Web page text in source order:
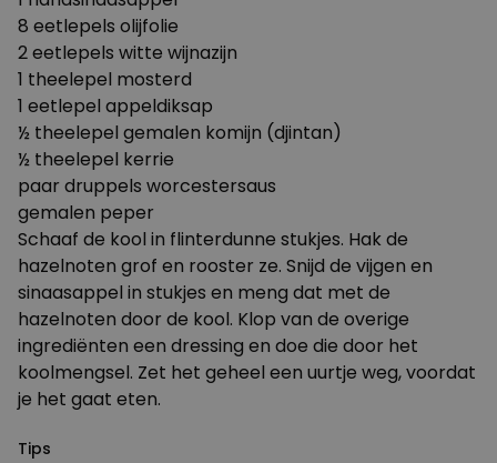
8 eetlepels olijfolie
2 eetlepels witte wijnazijn
1 theelepel mosterd
1 eetlepel appeldiksap
½ theelepel gemalen komijn (djintan)
½ theelepel kerrie
paar druppels worcestersaus
gemalen peper
Schaaf de kool in flinterdunne stukjes. Hak de
hazelnoten grof en rooster ze. Snijd de vijgen en
sinaasappel in stukjes en meng dat met de
hazelnoten door de kool. Klop van de overige
ingrediënten een dressing en doe die door het
koolmengsel. Zet het geheel een uurtje weg, voordat
je het gaat eten.
Tips